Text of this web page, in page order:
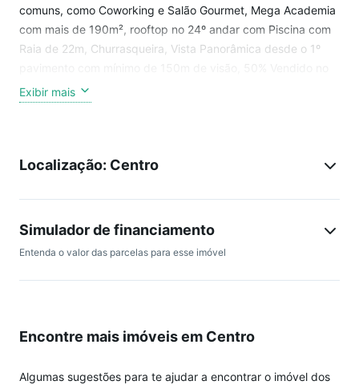
comuns, como Coworking e Salão Gourmet, Mega Academia
com mais de 190m², rooftop no 24º andar com Piscina com
Raia de 22m, Churrasqueira, Vista Panorâmica desde o 1º
Dia do Lançamento. Preço e disponibilidade do imóvel
sujeitos a alteração sem aviso prévio.
Exibir mais
Localização: Centro
Simulador de financiamento
Entenda o valor das parcelas para esse imóvel
Encontre mais imóveis em Centro
Algumas sugestões para te ajudar a encontrar o imóvel dos